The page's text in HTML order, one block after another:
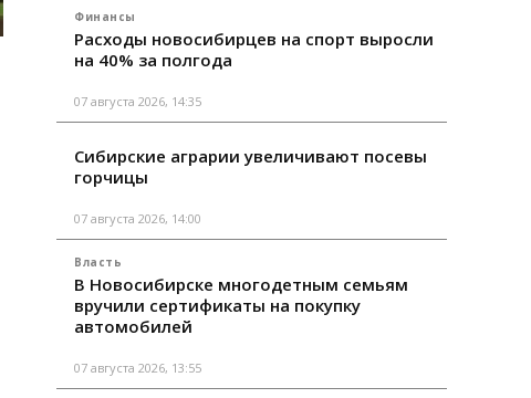
Финансы
Расходы новосибирцев на спорт выросли
на 40% за полгода
07 августа 2026, 14:35
Сибирские аграрии увеличивают посевы
горчицы
07 августа 2026, 14:00
Власть
В Новосибирске многодетным семьям
вручили сертификаты на покупку
автомобилей
07 августа 2026, 13:55